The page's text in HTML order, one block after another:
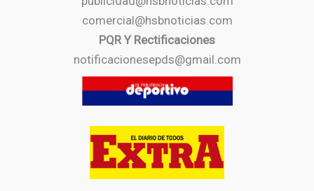
comercial@hsbnoticias.com
PQR Y Rectificaciones
notificacionesepds@gmail.com